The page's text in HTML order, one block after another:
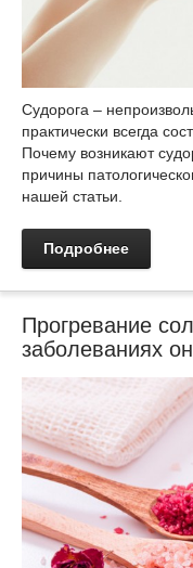
Судорога –
практически всегда
Почему возникают
причины
нашей статьи.
Подробнее
Прогревание
заболеваниях